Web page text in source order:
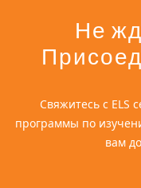
Не
Свяжитесь с ELS
программы по
вам